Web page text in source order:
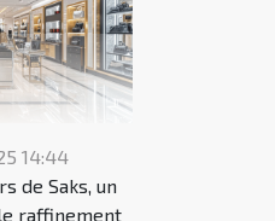
14:44
de Saks, un
raffinement